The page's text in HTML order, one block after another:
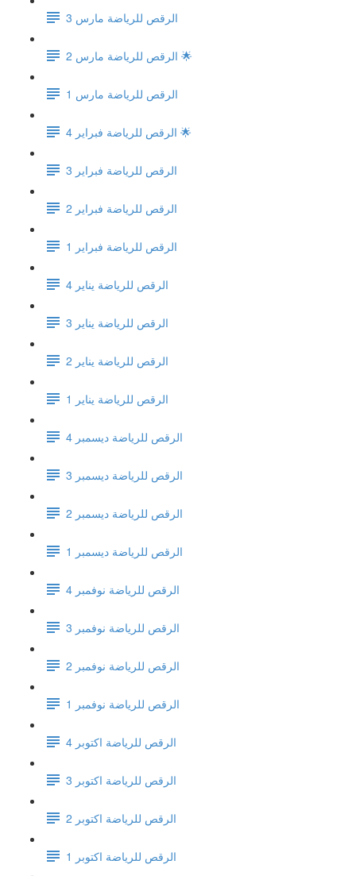
الرقص للرياضة مارس 3
الرقص للرياضة مارس 2 🌟
الرقص للرياضة مارس 1
الرقص للرياضة فبراير 4 🌟
الرقص للرياضة فبراير 3
الرقص للرياضة فبراير 2
الرقص للرياضة فبراير 1
الرقص للرياضة يناير 4
الرقص للرياضة يناير 3
الرقص للرياضة يناير 2
الرقص للرياضة يناير 1
الرقص للرياضة ديسمبر 4
الرقص للرياضة ديسمبر 3
الرقص للرياضة ديسمبر 2
الرقص للرياضة ديسمبر 1
الرقص للرياضة نوفمبر 4
الرقص للرياضة نوفمبر 3
الرقص للرياضة نوفمبر 2
الرقص للرياضة نوفمبر 1
الرقص للرياضة اكتوبر 4
الرقص للرياضة اكتوبر 3
الرقص للرياضة اكتوبر 2
الرقص للرياضة اكتوبر 1